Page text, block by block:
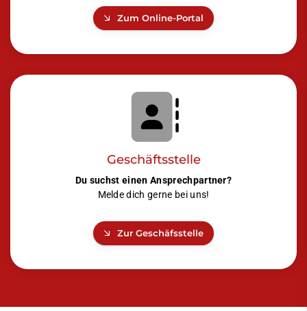
Zum Online-Portal
Geschäftsstelle
Du suchst einen Ansprechpartner?
Melde dich gerne bei uns!
Zur Geschäfsstelle